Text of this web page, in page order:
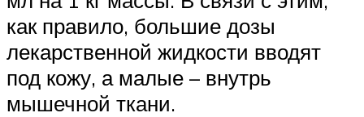
как правило, большие дозы
лекарственной жидкости вводят
под кожу, а малые – внутрь
мышечной ткани.